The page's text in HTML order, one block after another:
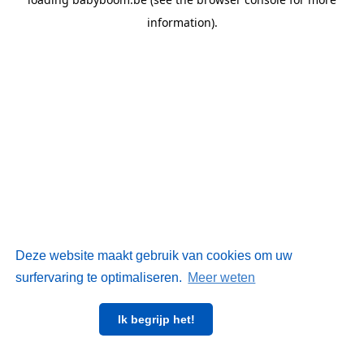
Deze website maakt gebruik van cookies om uw
surfervaring te optimaliseren. Meer weten
Ik begrijp het!
information).